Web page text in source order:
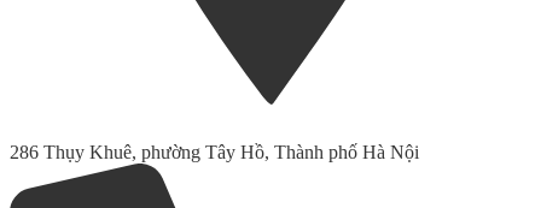
286 Thụy Khuê, phường Tây Hồ, Thành phố Hà Nội